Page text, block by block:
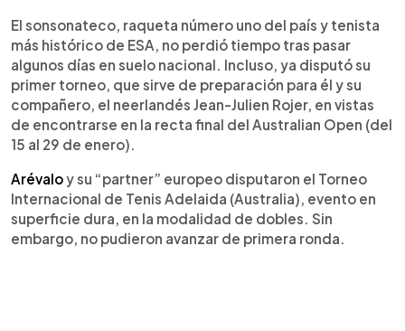
El sonsonateco, raqueta número uno del país y tenista
más histórico de ESA, no perdió tiempo tras pasar
algunos días en suelo nacional. Incluso, ya disputó su
primer torneo, que sirve de preparación para él y su
compañero, el neerlandés Jean-Julien Rojer, en vistas
de encontrarse en la recta final del Australian Open (del
15 al 29 de enero).
Arévaloy su “partner” europeo disputaron el Torneo
Internacional de Tenis Adelaida (Australia), evento en
superficie dura, en la modalidad de dobles. Sin
embargo, no pudieron avanzar de primera ronda.